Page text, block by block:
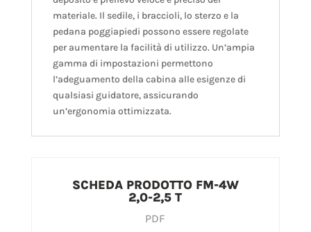
materiale. Il sedile, i braccioli, lo sterzo e la
pedana poggiapiedi possono essere regolate
per aumentare la facilità di utilizzo. Un’ampia
gamma di impostazioni permettono
l’adeguamento della cabina alle esigenze di
qualsiasi guidatore, assicurando
un’ergonomia ottimizzata.
SCHEDA PRODOTTO FM-4W
2,0-2,5 T
PDF